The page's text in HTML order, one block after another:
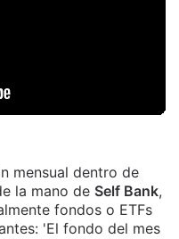
mensual dentro de
la mano de Self Bank,
fondos o ETFs
'El fondo del mes